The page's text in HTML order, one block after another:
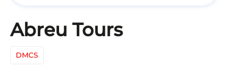
Abreu Tours
DMCS